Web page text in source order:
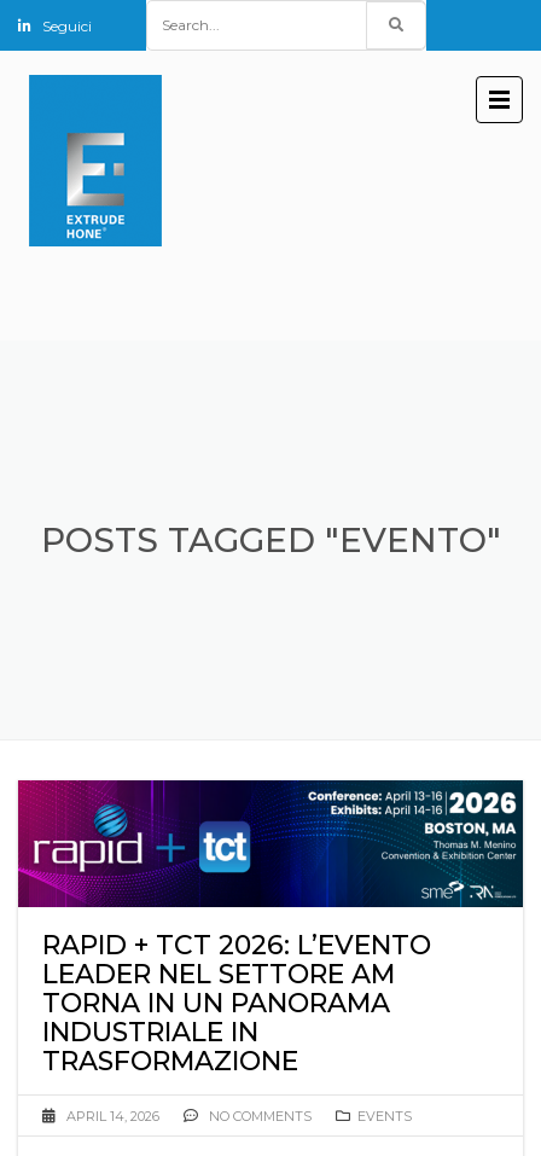
Seguici
for:
POSTS TAGGED "EVENTO"
RAPID + TCT 2026: L’EVENTO
LEADER NEL SETTORE AM
TORNA IN UN PANORAMA
INDUSTRIALE IN
TRASFORMAZIONE
APRIL 14, 2026 NO COMMENTS EVENTS